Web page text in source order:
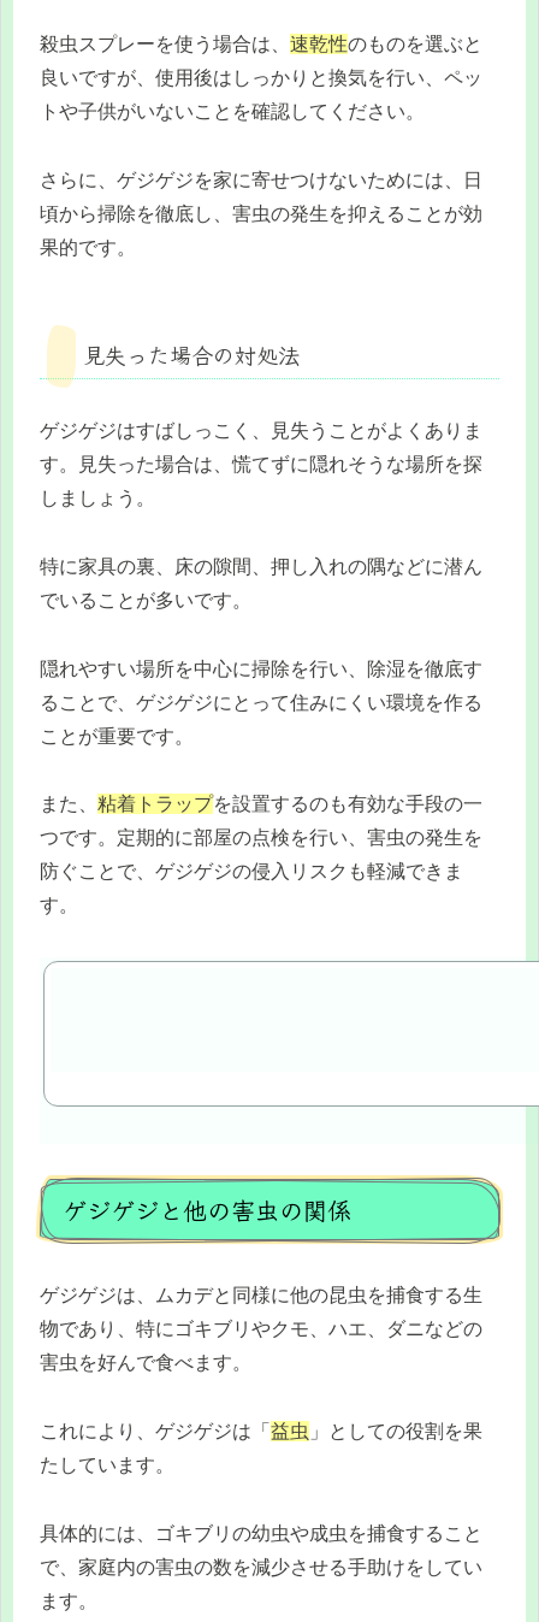
殺虫スプレーを使う場合は、 速乾性のものを選ぶと
良いですが、使用後はしっかりと換気を行い、ペッ
トや子供がいないことを確認してください。
さらに、ゲジゲジを家に寄せつけないためには、日
頃から掃除を徹底し、害虫の発生を抑えることが効
果的です。
見失った場合の対処法
ゲジゲジはすばしっこく、見失うことがよくありま
す。見失った場合は、慌てずに隠れそうな場所を探
しましょう。
特に家具の裏、床の隙間、押し入れの隅などに潜ん
でいることが多いです。
隠れやすい場所を中心に掃除を行い、除湿を徹底す
ることで、ゲジゲジにとって住みにくい環境を作る
ことが重要です。
また、 粘着トラップを設置するのも有効な手段の一
つです。定期的に部屋の点検を行い、害虫の発生を
防ぐことで、ゲジゲジの侵入リスクも軽減できま
す。
ゲジゲジと他の害虫の関係
ゲジゲジは、ムカデと同様に他の昆虫を捕食する生
物であり、特にゴキブリやクモ、ハエ、ダニなどの
害虫を好んで食べます。
これにより、ゲジゲジは「 益虫 」としての役割を果
たしています。
具体的には、ゴキブリの幼虫や成虫を捕食すること
で、家庭内の害虫の数を減少させる手助けをしてい
ます。